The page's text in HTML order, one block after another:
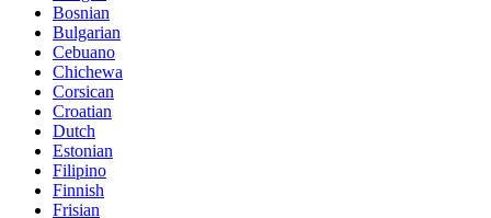
Bosnian
Bulgarian
Cebuano
Chichewa
Corsican
Croatian
Dutch
Estonian
Filipino
Finnish
Frisian